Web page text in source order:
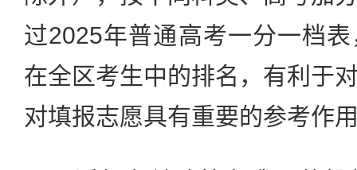
过2025年普通高考一分一档
在全区考生中的排名，有利于
对填报志愿具有重要的参考作